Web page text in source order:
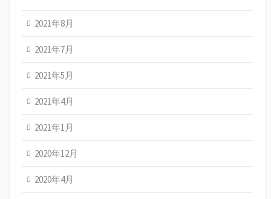
2021年8月
2021年7月
2021年5月
2021年4月
2021年1月
2020年12月
2020年4月